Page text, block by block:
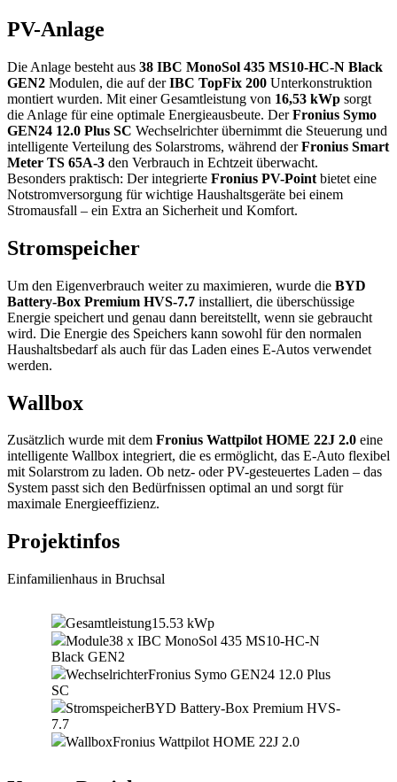
PV-Anlage
Die Anlage besteht aus 38 IBC MonoSol 435 MS10-HC-N Black
GEN2 Modulen, die auf derIBC TopFix 200 Unterkonstruktion
montiert wurden. Mit einer Gesamtleistung von 16,53 kWp sorgt
die Anlage für eine optimale Energieausbeute. DerFronius Symo
GEN24 12.0 Plus SC Wechselrichter übernimmt die Steuerung und
intelligente Verteilung des Solarstroms, während derFronius Smart
Meter TS 65A-3 den Verbrauch in Echtzeit überwacht.
Besonders praktisch: Der integrierte Fronius PV-Point bietet eine
Notstromversorgung für wichtige Haushaltsgeräte bei einem
Stromausfall – ein Extra an Sicherheit und Komfort.
Stromspeicher
Um den Eigenverbrauch weiter zu maximieren, wurde die BYD
Battery-Box Premium HVS-7.7 installiert, die überschüssige
Energie speichert und genau dann bereitstellt, wenn sie gebraucht
wird. Die Energie des Speichers kann sowohl für den normalen
Haushaltsbedarf als auch für das Laden eines E-Autos verwendet
werden.
Wallbox
Zusätzlich wurde mit dem Fronius Wattpilot HOME 22J 2.0 eine
intelligente Wallbox integriert, die es ermöglicht, das E-Auto flexibel
mit Solarstrom zu laden. Ob netz- oder PV-gesteuertes Laden – das
System passt sich den Bedürfnissen optimal an und sorgt für
maximale Energieeffizienz.
Projektinfos
Einfamilienhaus in Bruchsal
Gesamtleistung15.53 kWp
Module38 x IBC MonoSol 435 MS10-HC-N
Black GEN2
WechselrichterFronius Symo GEN24 12.0 Plus
SC
StromspeicherBYD Battery-Box Premium HVS-
7.7
WallboxFronius Wattpilot HOME 22J 2.0